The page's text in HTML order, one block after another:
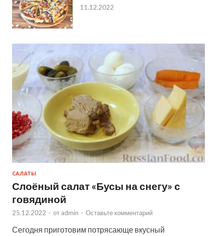
11.12.2022
САЛАТЫ
Слоёный салат «Бусы на снегу» с
говядиной
25.12.2022 - от admin - Оставьте комментарий
Сегодня приготовим потрясающе вкусный